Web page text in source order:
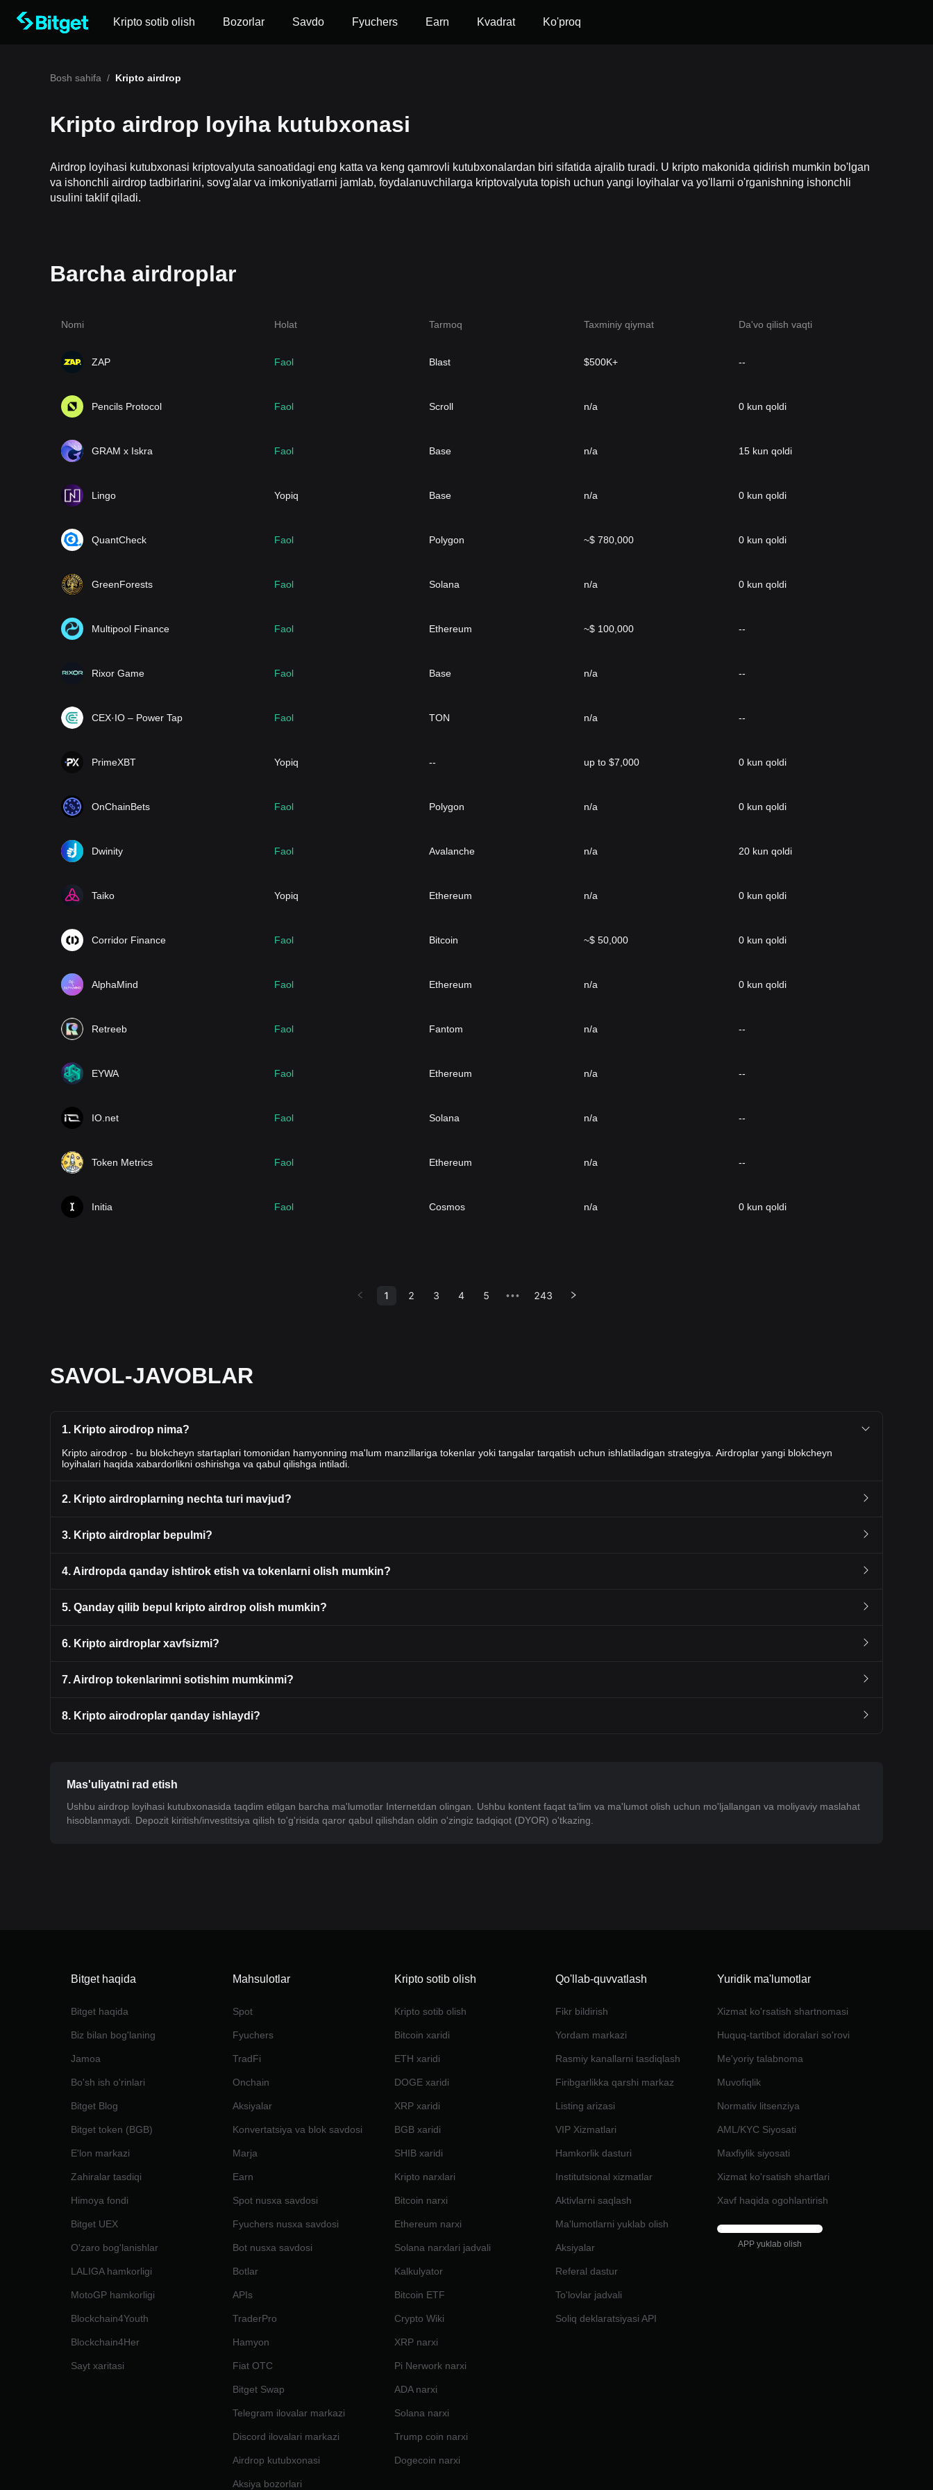
Kripto sotib olish Bozorlar Savdo Fyuchers Earn Kvadrat Ko'proq
Bosh sahifa / Kripto airdrop
Kripto airdrop loyiha kutubxonasi
Airdrop loyihasi kutubxonasi kriptovalyuta sanoatidagi eng katta va keng qamrovli kutubxonalardan biri sifatida ajralib turadi. U kripto makonida qidirish mumkin bo'lgan
va ishonchli airdrop tadbirlarini, sovg'alar va imkoniyatlarni jamlab, foydalanuvchilarga kriptovalyuta topish uchun yangi loyihalar va yo'llarni o'rganishning ishonchli
usulini taklif qiladi.
Barcha airdroplar
Nomi Holat Tarmoq Taxminiy qiymat Da'vo qilish vaqti
ZAP Faol Blast $500K+ --
Pencils Protocol Faol Scroll n/a 0 kun qoldi
GRAM x Iskra Faol Base n/a 15 kun qoldi
Lingo Yopiq Base n/a 0 kun qoldi
QuantCheck Faol Polygon ~$ 780,000 0 kun qoldi
GreenForests Faol Solana n/a 0 kun qoldi
Multipool Finance Faol Ethereum ~$ 100,000 --
Rixor Game Faol Base n/a --
CEX·IO – Power Tap Faol TON n/a --
PrimeXBT Yopiq -- up to $7,000 0 kun qoldi
OnChainBets Faol Polygon n/a 0 kun qoldi
Dwinity Faol Avalanche n/a 20 kun qoldi
Taiko Yopiq Ethereum n/a 0 kun qoldi
Corridor Finance Faol Bitcoin ~$ 50,000 0 kun qoldi
AlphaMind Faol Ethereum n/a 0 kun qoldi
Retreeb Faol Fantom n/a --
EYWA Faol Ethereum n/a --
IO.net Faol Solana n/a --
Token Metrics Faol Ethereum n/a --
Initia Faol Cosmos n/a 0 kun qoldi
1 2 3 4 5 ••• 243
SAVOL-JAVOBLAR
1. Kripto airodrop nima?
Kripto airodrop - bu blokcheyn startaplari tomonidan hamyonning ma'lum manzillariga tokenlar yoki tangalar tarqatish uchun ishlatiladigan strategiya. Airdroplar yangi blokcheyn
loyihalari haqida xabardorlikni oshirishga va qabul qilishga intiladi.
2. Kripto airdroplarning nechta turi mavjud?
3. Kripto airdroplar bepulmi?
4. Airdropda qanday ishtirok etish va tokenlarni olish mumkin?
5. Qanday qilib bepul kripto airdrop olish mumkin?
6. Kripto airdroplar xavfsizmi?
7. Airdrop tokenlarimni sotishim mumkinmi?
8. Kripto airodroplar qanday ishlaydi?
Mas'uliyatni rad etish
Ushbu airdrop loyihasi kutubxonasida taqdim etilgan barcha ma'lumotlar Internetdan olingan. Ushbu kontent faqat ta'lim va ma'lumot olish uchun mo'ljallangan va moliyaviy maslahat
hisoblanmaydi. Depozit kiritish/investitsiya qilish to'g'risida qaror qabul qilishdan oldin o'zingiz tadqiqot (DYOR) o'tkazing.
Bitget haqida
Bitget haqida
Biz bilan bog'laning
Jamoa
Bo'sh ish o'rinlari
Bitget Blog
Bitget token (BGB)
E'lon markazi
Zahiralar tasdiqi
Himoya fondi
Bitget UEX
O'zaro bog'lanishlar
LALIGA hamkorligi
MotoGP hamkorligi
Blockchain4Youth
Blockchain4Her
Sayt xaritasi
Mahsulotlar
Spot
Fyuchers
TradFi
Onchain
Aksiyalar
Konvertatsiya va blok savdosi
Marja
Earn
Spot nusxa savdosi
Fyuchers nusxa savdosi
Bot nusxa savdosi
Botlar
APIs
TraderPro
Hamyon
Fiat OTC
Bitget Swap
Telegram ilovalar markazi
Discord ilovalari markazi
Airdrop kutubxonasi
Aksiya bozorlari
Kripto sotib olish
Kripto sotib olish
Bitcoin xaridi
ETH xaridi
DOGE xaridi
XRP xaridi
BGB xaridi
SHIB xaridi
Kripto narxlari
Bitcoin narxi
Ethereum narxi
Solana narxlari jadvali
Kalkulyator
Bitcoin ETF
Crypto Wiki
XRP narxi
Pi Nerwork narxi
ADA narxi
Solana narxi
Trump coin narxi
Dogecoin narxi
Qo'llab-quvvatlash
Fikr bildirish
Yordam markazi
Rasmiy kanallarni tasdiqlash
Firibgarlikka qarshi markaz
Listing arizasi
VIP Xizmatlari
Hamkorlik dasturi
Institutsional xizmatlar
Aktivlarni saqlash
Ma'lumotlarni yuklab olish
Aksiyalar
Referal dastur
To'lovlar jadvali
Soliq deklaratsiyasi API
Yuridik ma'lumotlar
Xizmat ko'rsatish shartnomasi
Huquq-tartibot idoralari so'rovi
Me'yoriy talabnoma
Muvofiqlik
Normativ litsenziya
AML/KYC Siyosati
Maxfiylik siyosati
Xizmat ko'rsatish shartlari
Xavf haqida ogohlantirish
APP yuklab olish